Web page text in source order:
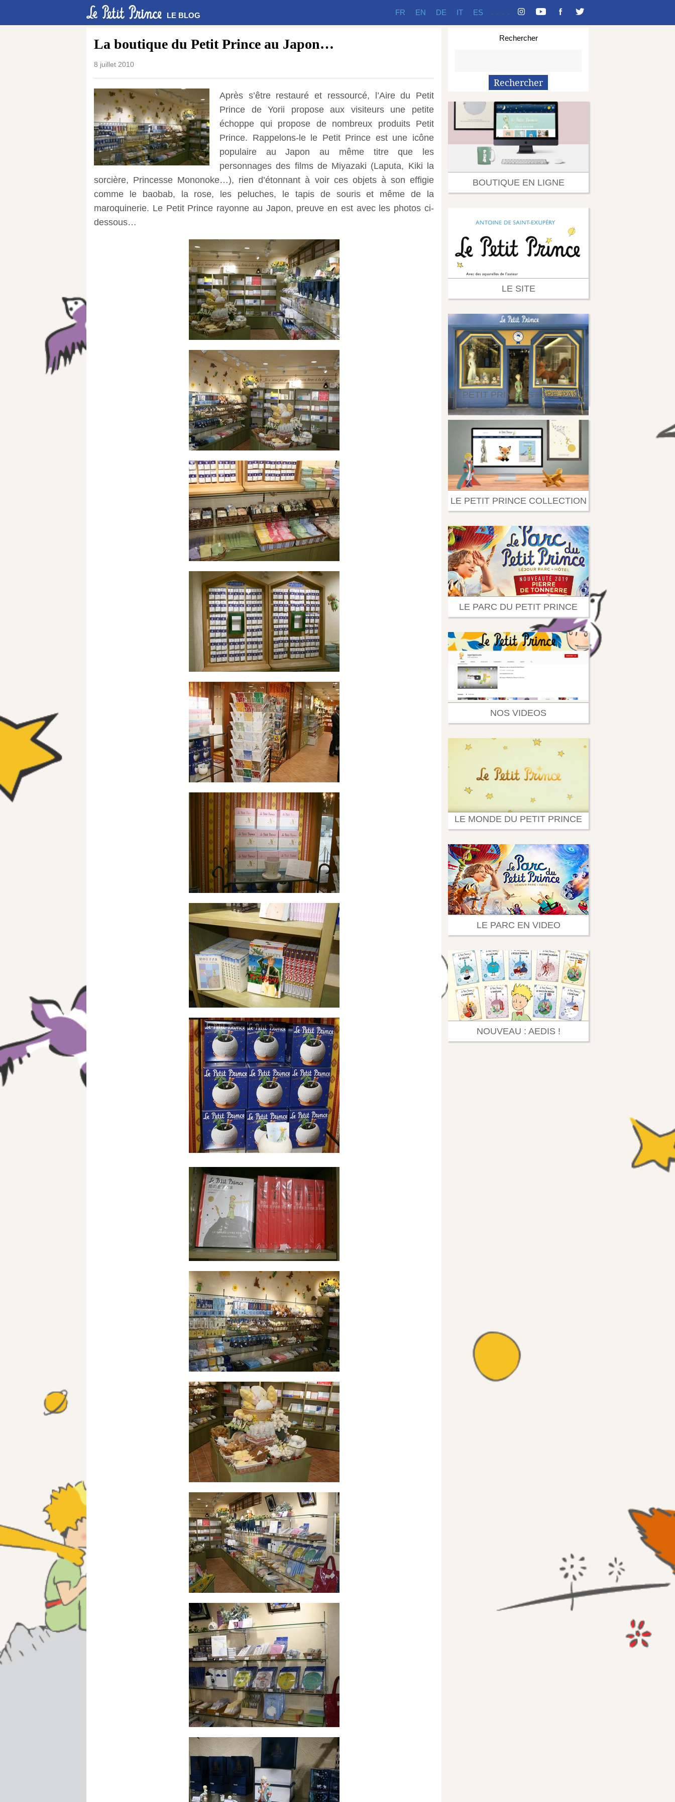
LE BLOG - - - -
FR EN DE IT ES
La boutique du Petit Prince au Japon…
8 juillet 2010
Après s’être restauré et ressourcé, l’Aire du Petit
Prince de Yorii propose aux visiteurs une petite
échoppe qui propose de nombreux produits Petit
Prince. Rappelons-le le Petit Prince est une icône
populaire au Japon au même titre que les
personnages des films de Miyazaki (Laputa, Kiki la
sorcière, Princesse Mononoke…), rien d’étonnant à voir ces objets à son effigie
comme le baobab, la rose, les peluches, le tapis de souris et même de la
maroquinerie. Le Petit Prince rayonne au Japon, preuve en est avec les photos ci-
dessous…
Rechercher
BOUTIQUE EN LIGNE
LE SITE
LE PETIT PRINCE STORE PARIS
LE PETIT PRINCE COLLECTION
LE PARC DU PETIT PRINCE
NOS VIDEOS
LE MONDE DU PETIT PRINCE
LE PARC EN VIDEO
NOUVEAU : AEDIS !